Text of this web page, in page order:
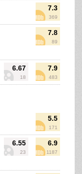
7.3
369
7.8
89
6.67
18
7.9
483
5.5
171
6.55
23
6.9
1187